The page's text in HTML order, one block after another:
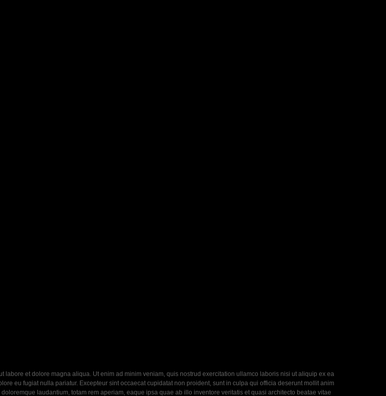
et dolore magna aliqua. Ut enim ad minim veniam, quis nostrud exercitation ullamco laboris nisi ut aliquip ex ea
eu fugiat nulla pariatur. Excepteur sint occaecat cupidatat non proident, sunt in culpa qui officia deserunt mollit anim
laudantium, totam rem aperiam, eaque ipsa quae ab illo inventore veritatis et quasi architecto beatae vitae